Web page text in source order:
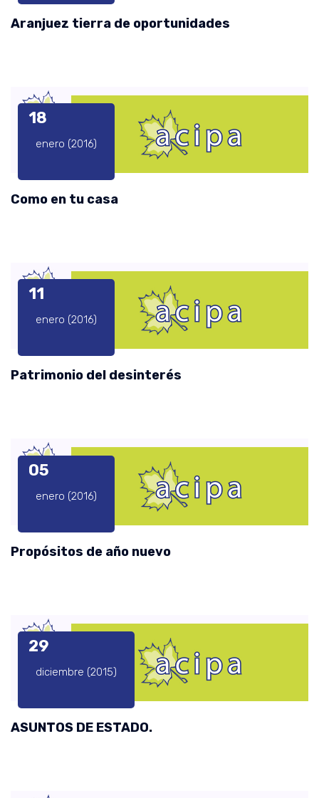
Aranjuez tierra de oportunidades
18
enero (2016)
Como en tu casa
11
enero (2016)
Patrimonio del desinterés
05
enero (2016)
Propósitos de año nuevo
29
diciembre (2015)
ASUNTOS DE ESTADO.